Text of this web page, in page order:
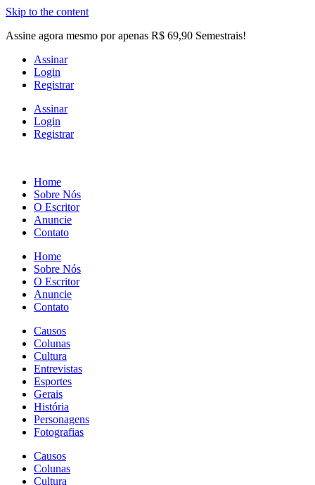
Skip to the content
Assine agora mesmo por apenas R$ 69,90 Semestrais!
Assinar
Login
Registrar
Assinar
Login
Registrar
Home
Sobre Nós
O Escritor
Anuncie
Contato
Home
Sobre Nós
O Escritor
Anuncie
Contato
Causos
Colunas
Cultura
Entrevistas
Esportes
Gerais
História
Personagens
Fotografias
Causos
Colunas
Cultura